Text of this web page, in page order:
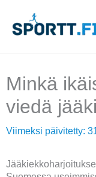
sisältöön
Minkä
viedä
Viimeksi päivitetty: